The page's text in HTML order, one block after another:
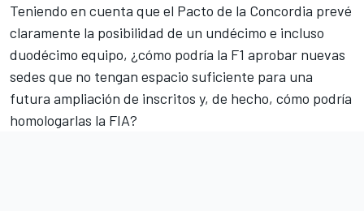
Teniendo en cuenta que el Pacto de la Concordia prevé
claramente la posibilidad de un undécimo e incluso
duodécimo equipo, ¿cómo podría la F1 aprobar nuevas
sedes que no tengan espacio suficiente para una
futura ampliación de inscritos y, de hecho, cómo podría
homologarlas la FIA?